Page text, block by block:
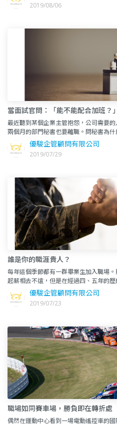
2019/08/06
當面試官問：「能不能配合加班？
最近聽到某個企業主管抱怨，公司需要
兩個月的部門秘書也要離職。問秘書為
區，過了十一點鐘就沒有車回家了，我
優駿企管顧問有限公司
2019/07/29
誰是你的職涯貴人？
每年這個季節都有一群畢業生加入職場
起薪相去不遠，但是在經過四、五年的
就卻開始有了明顯差距，年收入更可能
優駿企管顧問有限公司
2019/07/23
職場如同賽車場，勝負即在轉折處
偶然在運動中心看到一場電動遙控車的